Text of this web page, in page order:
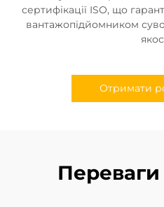
сертифікації ISO, що
вантажопідйомником
Отримати
Переваги